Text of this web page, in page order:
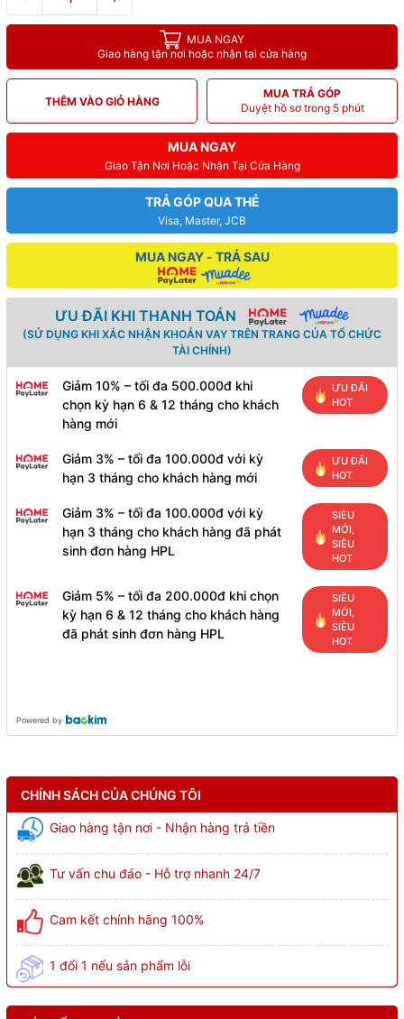
MUA NGAY
Giao hàng tận nơi hoặc nhận tại cửa hàng
THÊM VÀO GIỎ HÀNG
MUA TRẢ GÓP
Duyệt hồ sơ trong 5 phút
MUA NGAY
Giao Tận Nơi Hoặc Nhận Tại Cửa Hàng
TRẢ GÓP QUA THẺ
Visa, Master, JCB
MUA NGAY - TRẢ SAU
ƯU ĐÃI KHI THANH TOÁN
(SỬ DỤNG KHI XÁC NHẬN KHOẢN VAY TRÊN TRANG CỦA TỔ CHỨC
TÀI CHÍNH)
Giảm 10% – tối đa 500.000đ khi
chọn kỳ hạn 6 & 12 tháng cho khách
hàng mới
ƯU ĐÃI
HOT
Giảm 3% – tối đa 100.000đ với kỳ
hạn 3 tháng cho khách hàng mới
ƯU ĐÃI
HOT
Giảm 3% – tối đa 100.000đ với kỳ
hạn 3 tháng cho khách hàng đã phát
sinh đơn hàng HPL
SIÊU
MỚI,
SIÊU
HOT
Giảm 5% – tối đa 200.000đ khi chọn
kỳ hạn 6 & 12 tháng cho khách hàng
đã phát sinh đơn hàng HPL
SIÊU
MỚI,
SIÊU
HOT
Powered by
CHÍNH SÁCH CỦA CHÚNG TÔI
Giao hàng tận nơi - Nhận hàng trả tiền
Tư vấn chu đáo - Hỗ trợ nhanh 24/7
Cam kết chính hãng 100%
1 đổi 1 nếu sản phẩm lỗi